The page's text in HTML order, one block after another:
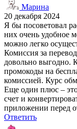
Марина
20 декабря 2024
Я бы посоветовал
них очень удобное
можно легко
Комиссия за
довольно выгодно.
промокоды на
комиссией. Курс
Еще один плюс –
счет и
приложении перед
Ответить